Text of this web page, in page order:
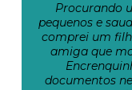
Procurando
pequenos e
comprei um
amiga que
documentos